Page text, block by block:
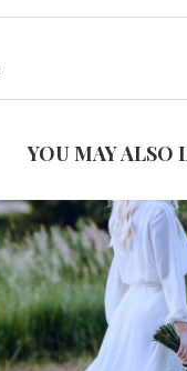
YOU MAY ALSO